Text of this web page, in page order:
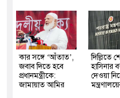
কার সঙ্গে ‘আঁতাত’,
জবাব দিতে হবে
প্রধানমন্ত্রীকে:
জামায়াত আমির
দিল্লিতে
হাসিনার
দেওয়া